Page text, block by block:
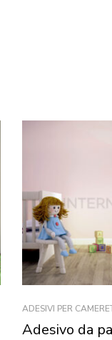
ADESIVI PER
Adesivo da